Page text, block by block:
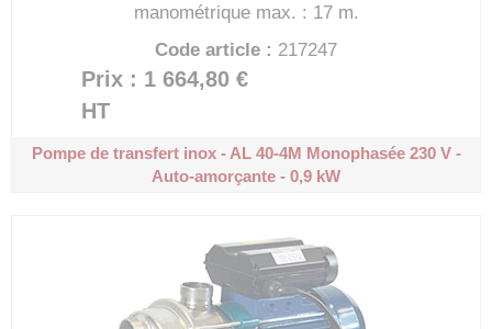
manométrique max. : 17 m.
Code article : 217247
Prix : 1 664,80 €
HT
Pompe de transfert inox - AL 40-4M Monophasée 230 V -
Auto-amorçante - 0,9 kW